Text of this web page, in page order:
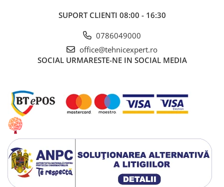
SUPORT CLIENTI 08:00 - 16:30
0786049000
office@tehnicexpert.ro
SOCIAL URMARESTE-NE IN SOCIAL MEDIA